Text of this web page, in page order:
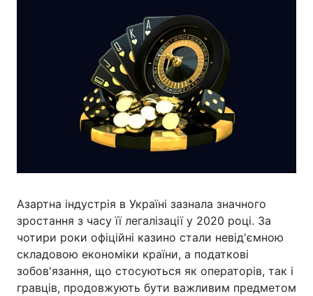
Азартна індустрія в Україні зазнала значного
зростання з часу її легалізації у 2020 році. За
чотири роки офіційні казино стали невід'ємною
складовою економіки країни, а податкові
зобов'язання, що стосуються як операторів, так і
гравців, продовжують бути важливим предметом